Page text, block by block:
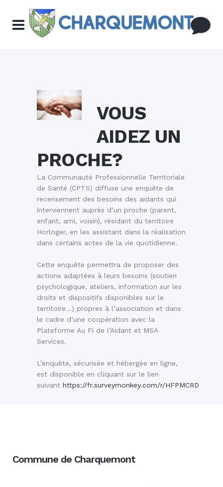
VOUS
AIDEZ UN
PROCHE?
La Communauté Professionnelle Territoriale
de Santé (CPTS) diffuse une enquête de
recensement des besoins des aidants qui
interviennent auprès d’un proche (parent,
enfant, ami, voisin), résidant du territoire
Horloger, en les assistant dans la réalisation
dans certains actes de la vie quotidienne.
Cette enquête permettra de proposer des
actions adaptées à leurs besoins (soutien
psychologique, ateliers, information sur les
droits et dispositifs disponibles sur le
territoire…) propres à l’association et dans
le cadre d’une coopération avec la
Plateforme Au Fi de l’Aidant et MSA
Services.
L’enquête, sécurisée et hébergée en ligne,
est disponible en cliquant sur le lien
suivant https://fr.surveymonkey.com/r/HFPMCRD
Commune de Charquemont